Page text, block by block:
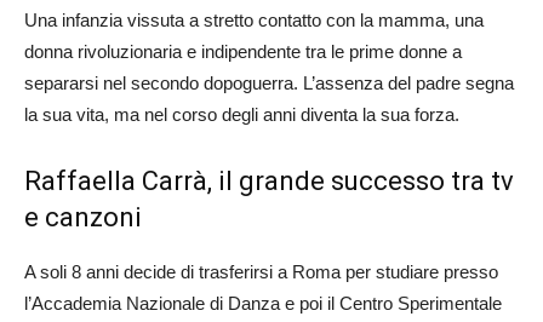
Una infanzia vissuta a stretto contatto con la mamma, una
donna rivoluzionaria e indipendente tra le prime donne a
separarsi nel secondo dopoguerra. L’assenza del padre segna
la sua vita, ma nel corso degli anni diventa la sua forza.
Raffaella Carrà, il grande successo tra tv
e canzoni
A soli 8 anni decide di trasferirsi a Roma per studiare presso
l’Accademia Nazionale di Danza e poi il Centro Sperimentale